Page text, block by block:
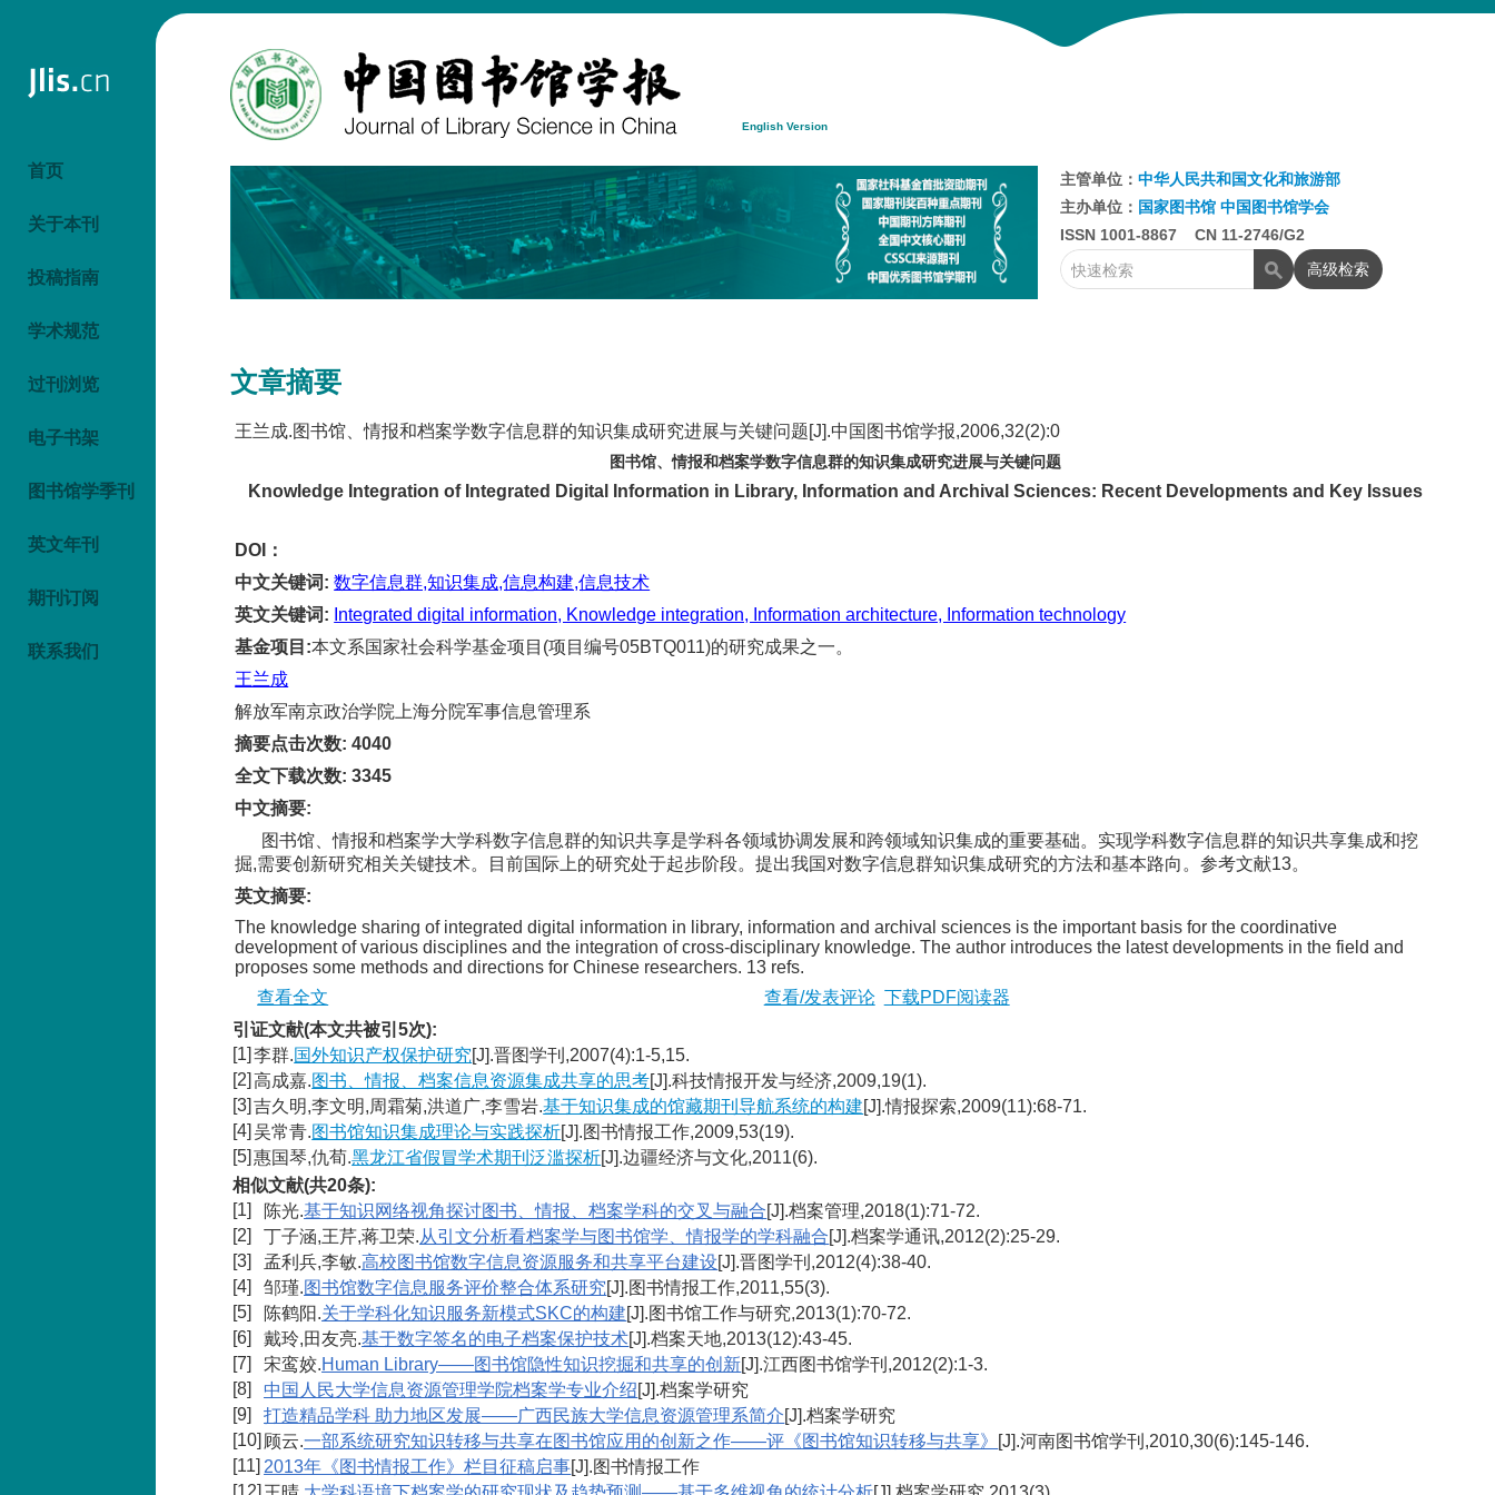
首页
关于本刊
投稿指南
学术规范
过刊浏览
电子书架
图书馆学季刊
英文年刊
期刊订阅
联系我们
English Version
主管单位： 中华人民共和国文化和旅游部
主办单位： 国家图书馆 中国图书馆学会
ISSN 1001-8867 CN 11-2746/G2
高级检索
文章摘要
王兰成.图书馆、情报和档案学数字信息群的知识集成研究进展与关键问题[J].中国图书馆学报,2006,32(2):0
图书馆、情报和档案学数字信息群的知识集成研究进展与关键问题
Knowledge Integration of Integrated Digital Information in Library, Information and Archival Sciences: Recent Developments and Key Issues
DOI：
中文关键词: 数字信息群,知识集成,信息构建,信息技术
英文关键词: Integrated digital information, Knowledge integration, Information architecture, Information technology
基金项目 :本文系国家社会科学基金项目(项目编号05BTQ011)的研究成果之一。
王兰成
解放军南京政治学院上海分院军事信息管理系
摘要点击次数: 4040
全文下载次数: 3345
中文摘要:
图书馆、情报和档案学大学科数字信息群的知识共享是学科各领域协调发展和跨领域知识集成的重要基础。实现学科数字信息群的知识共享集成和挖
掘,需要创新研究相关关键技术。目前国际上的研究处于起步阶段。提出我国对数字信息群知识集成研究的方法和基本路向。参考文献13。
英文摘要:
The knowledge sharing of integrated digital information in library, information and archival sciences is the important basis for the coordinative
development of various disciplines and the integration of cross-disciplinary knowledge. The author introduces the latest developments in the field and
proposes some methods and directions for Chinese researchers. 13 refs.
查看全文
查看/发表评论 下载PDF阅读器
引证文献(本文共被引5次):
[1] 李群.国外知识产权保护研究[J].晋图学刊,2007(4):1-5,15.
[2] 高成嘉.图书、情报、档案信息资源集成共享的思考[J].科技情报开发与经济,2009,19(1).
[3] 吉久明,李文明,周霜菊,洪道广,李雪岩.基于知识集成的馆藏期刊导航系统的构建[J].情报探索,2009(11):68-71.
[4] 吴常青.图书馆知识集成理论与实践探析[J].图书情报工作,2009,53(19).
[5] 惠国琴,仇荀.黑龙江省假冒学术期刊泛滥探析[J].边疆经济与文化,2011(6).
相似文献(共20条):
[1]
陈光.基于知识网络视角探讨图书、情报、档案学科的交叉与融合[J].档案管理,2018(1):71-72.
[2]
丁子涵,王芹,蒋卫荣.从引文分析看档案学与图书馆学、情报学的学科融合[J].档案学通讯,2012(2):25-29.
[3]
孟利兵,李敏.高校图书馆数字信息资源服务和共享平台建设[J].晋图学刊,2012(4):38-40.
[4]
邹瑾.图书馆数字信息服务评价整合体系研究[J].图书情报工作,2011,55(3).
[5]
陈鹤阳.关于学科化知识服务新模式SKC的构建[J].图书馆工作与研究,2013(1):70-72.
[6]
戴玲,田友亮.基于数字签名的电子档案保护技术[J].档案天地,2013(12):43-45.
[7]
宋鸾姣.Human Library——图书馆隐性知识挖掘和共享的创新[J].江西图书馆学刊,2012(2):1-3.
[8]
中国人民大学信息资源管理学院档案学专业介绍[J].档案学研究
[9]
打造精品学科 助力地区发展——广西民族大学信息资源管理系简介[J].档案学研究
[10] 顾云.一部系统研究知识转移与共享在图书馆应用的创新之作——评《图书馆知识转移与共享》
[J].河南图书馆学刊,2010,30(6):145-146.
[11] 2013年《图书情报工作》栏目征稿启事[J].图书情报工作
[12]